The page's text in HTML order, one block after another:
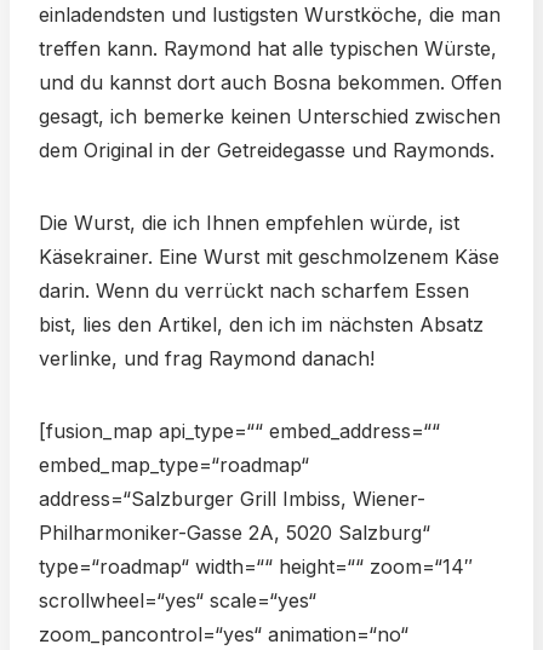
einladendsten und lustigsten Wurstköche, die man
treffen kann. Raymond hat alle typischen Würste,
und du kannst dort auch Bosna bekommen. Offen
gesagt, ich bemerke keinen Unterschied zwischen
dem Original in der Getreidegasse und Raymonds.
Die Wurst, die ich Ihnen empfehlen würde, ist
Käsekrainer. Eine Wurst mit geschmolzenem Käse
darin. Wenn du verrückt nach scharfem Essen
bist, lies den Artikel, den ich im nächsten Absatz
verlinke, und frag Raymond danach!
[fusion_map api_type=““ embed_address=““
embed_map_type=“roadmap“
address=“Salzburger Grill Imbiss, Wiener-
Philharmoniker-Gasse 2A, 5020 Salzburg“
type=“roadmap“ width=““ height=““ zoom=“14″
scrollwheel=“yes“ scale=“yes“
zoom_pancontrol=“yes“ animation=“no“